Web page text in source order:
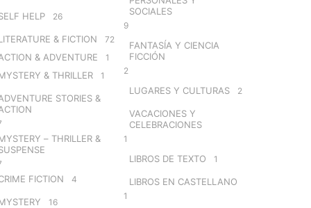
HELP 26
& FICTION 72
& ADVENTURE 1
& THRILLER 1
STORIES &
– THRILLER &
FICTION 4
16
SOCIALES
9
FANTASÍA Y CIENCIA
FICCIÓN
2
LUGARES Y CULTURAS 2
VACACIONES Y
CELEBRACIONES
1
LIBROS DE TEXTO 1
LIBROS EN CASTELLANO
1